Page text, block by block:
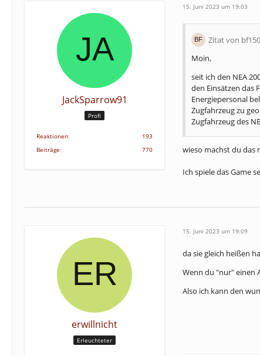
JackSparrow91
Profi
Reaktionen
193
Beiträge
770
15. Juni 2023 um 19:03
Zitat von
Moin,
seit ich den NEA
den Einsätzen das
Energiepersonal
Zugfahrzeug zu
Zugfahrzeug des
wieso machst du das
Ich spiele das Game
erwillnicht
Erleuchteter
15. Juni 2023 um 19:09
da sie gleich heißen
Wenn du "nur" einen
Also ich kann den